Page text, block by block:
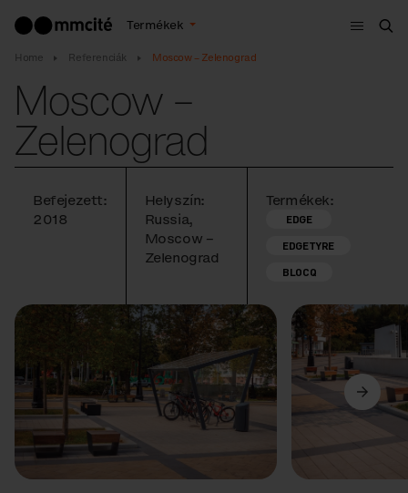
Termékek
Menü
Home Referenciák Moscow – Zelenograd
Moscow –
Zelenograd
Befejezett:
2018
Helyszín:
Russia,
Moscow –
Zelenograd
Termékek:
EDGE
EDGETYRE
BLOCQ
Előző